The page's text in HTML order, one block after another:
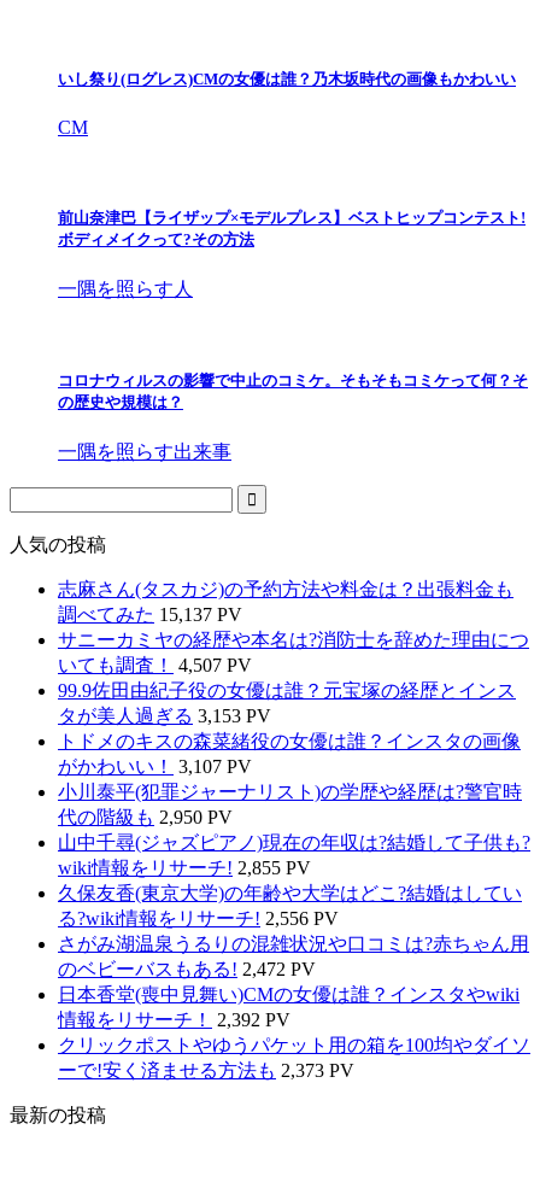
いし祭り(ログレス)CMの女優は誰？乃木坂時代の画像もかわいい
CM
前山奈津巴【ライザップ×モデルプレス】ベストヒップコンテスト!
ボディメイクって?その方法
一隅を照らす人
コロナウィルスの影響で中止のコミケ。そもそもコミケって何？そ
の歴史や規模は？
一隅を照らす出来事
人気の投稿
志麻さん(タスカジ)の予約方法や料金は？出張料金も
調べてみた 15,137 PV
サニーカミヤの経歴や本名は?消防士を辞めた理由につ
いても調査！
4,507 PV
99.9佐田由紀子役の女優は誰？元宝塚の経歴とインス
タが美人過ぎる 3,153 PV
トドメのキスの森菜緒役の女優は誰？インスタの画像
がかわいい！
3,107 PV
小川泰平(犯罪ジャーナリスト)の学歴や経歴は?警官時
代の階級も 2,950 PV
山中千尋(ジャズピアノ)現在の年収は?結婚して子供も?
wiki情報をリサーチ! 2,855 PV
久保友香(東京大学)の年齢や大学はどこ?結婚はしてい
る?wiki情報をリサーチ! 2,556 PV
さがみ湖温泉うるりの混雑状況や口コミは?赤ちゃん用
のベビーバスもある! 2,472 PV
日本香堂(喪中見舞い)CMの女優は誰？インスタやwiki
情報をリサーチ！
2,392 PV
クリックポストやゆうパケット用の箱を100均やダイソ
ーで!安く済ませる方法も 2,373 PV
最新の投稿